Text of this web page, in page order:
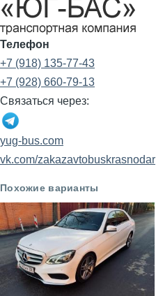
Телефон
+7 (918) 135-77-43
+7 (928) 660-79-13
Связаться через:
yug-bus.com
vk.com/zakazavtobuskrasnodar
Похожие варианты